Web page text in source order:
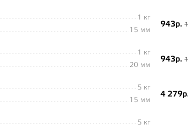
1 кг
15 мм
943р.
1 кг
20 мм
943р.
5 кг
15 мм
4
5 кг